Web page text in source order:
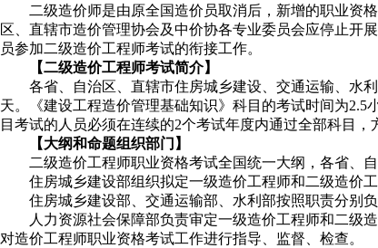
二级造价师是由原全国造价员取消后，新增的职业资
区、直辖市造价管理协会及中价协各专业委员会应停止开
员参加二级造价工程师考试的衔接工作。
【二级造价工程师考试简介】
各省、自治区、直辖市住房城乡建设、交通运输、水
天。《建设工程造价管理基础知识》科目的考试时间为
目考试的人员必须在连续的2个考试年度内通过全部科目
【大纲和命题组织部门】
二级造价工程师职业资格考试全国统一大纲，各省、
住房城乡建设部组织拟定一级造价工程师和二级造价
住房城乡建设部、交通运输部、水利部按照职责分别
人力资源社会保障部负责审定一级造价工程师和二级
对造价工程师职业资格考试工作进行指导、监督、检查。